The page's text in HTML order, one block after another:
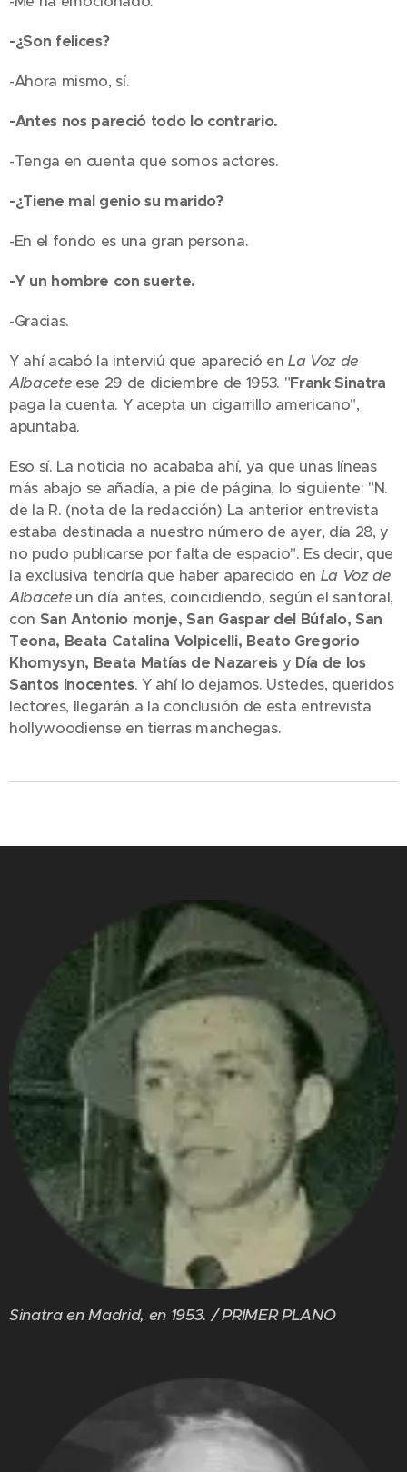
-¿Son felices?
-Ahora mismo, sí.
-Antes nos pareció todo lo contrario.
-Tenga en cuenta que somos actores.
-¿Tiene mal genio su marido?
-En el fondo es una gran persona.
-Y un hombre con suerte.
-Gracias.
Y ahí acabó la interviú que apareció en La Voz de
Albaceteese 29 de diciembre de 1953. "Frank Sinatra
paga la cuenta. Y acepta un cigarrillo americano",
apuntaba.
Eso sí. La noticia no acababa ahí, ya que unas líneas
más abajo se añadía, a pie de página, lo siguiente: "N.
de la R. (nota de la redacción) La anterior entrevista
estaba destinada a nuestro número de ayer, día 28, y
no pudo publicarse por falta de espacio". Es decir, que
la exclusiva tendría que haber aparecido en La Voz de
Albaceteun día antes, coincidiendo, según el santoral,
con San Antonio monje, San Gaspar del Búfalo, San
Teona, Beata Catalina Volpicelli, Beato Gregorio
Khomysyn, Beata Matías de Nazareisy Día de los
Santos Inocentes. Y ahí lo dejamos. Ustedes, queridos
lectores, llegarán a la conclusión de esta entrevista
hollywoodiense en tierras manchegas.
Sinatra en Madrid, en 1953. / PRIMER PLANO